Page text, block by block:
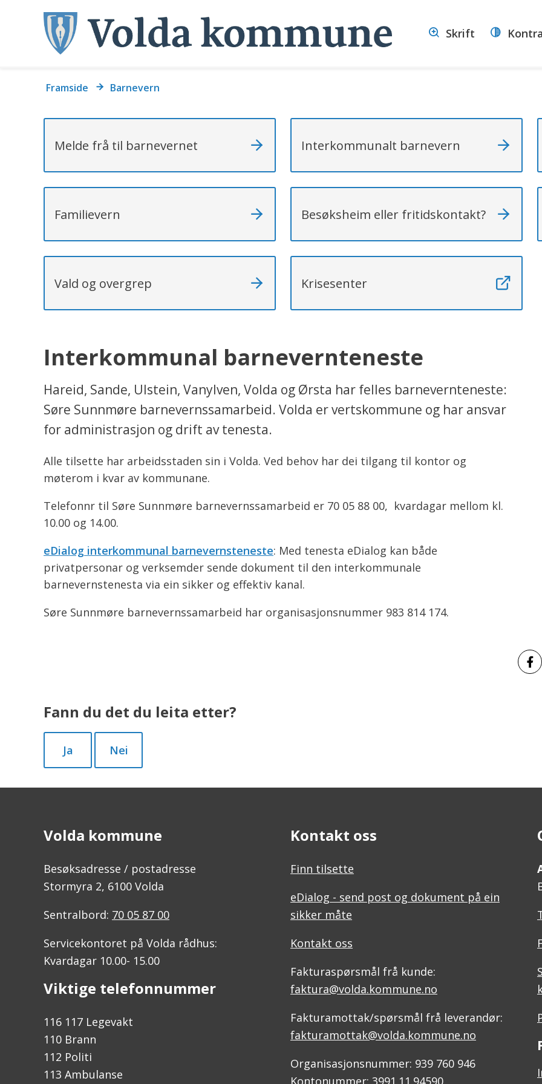
Volda
kommune
Skrift
Du
Framside Barnevern
Melde frå til barnevernet Interkommunalt barnevern
Familievern Besøksheim eller fritidskontakt?
Vald og overgrep Krisesenter
Interkommunal barnevernteneste
Hareid, Sande, Ulstein, Vanylven, Volda og Ørsta har felles barnevernteneste:
Søre Sunnmøre barnevernssamarbeid. Volda er vertskommune og har ansvar
for administrasjon og drift av tenesta.
Alle tilsette har arbeidsstaden sin i Volda. Ved behov har dei tilgang til kontor og
møterom i kvar av kommunane.
Telefonnr til Søre Sunnmøre barnevernssamarbeid er 70 05 88 00, kvardagar mellom kl.
10.00 og 14.00.
eDialog interkommunal barnevernsteneste: Med tenesta eDialog kan både
privatpersonar og verksemder sende dokument til den interkommunale
barnevernstenesta via ein sikker og effektiv kanal.
Søre Sunnmøre barnevernssamarbeid har organisasjonsnummer 983 814 174.
Fann du det du leita etter?
Ja Nei
Volda kommune
Besøksadresse / postadresse
Stormyra 2, 6100 Volda
Sentralbord: 70 05 87 00
Servicekontoret på Volda rådhus:
Kvardagar 10.00- 15.00
Viktige telefonnummer
116 117 Legevakt
110 Brann
112 Politi
113 Ambulanse
Kontakt oss
Finn tilsette
eDialog - send post og dokument på ein
sikker måte
Kontakt oss
Fakturaspørsmål frå kunde:
faktura@volda.kommune.no
Fakturamottak/spørsmål frå leverandør:
fakturamottak@volda.kommune.no
Organisasjonsnummer: 939 760 946
Kontonummer: 3991.11.94590